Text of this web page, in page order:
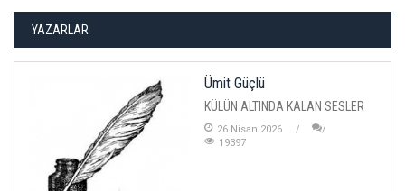
YAZARLAR
Ümit Güçlü
KÜLÜN ALTINDA KALAN SESLER
26 Nisan 2026
19397